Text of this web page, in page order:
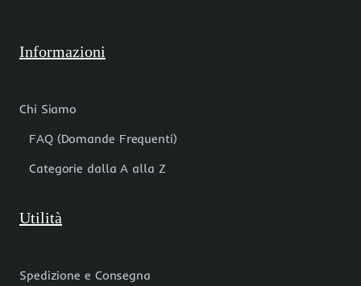
Informazioni
Chi Siamo
FAQ (Domande Frequenti)
Categorie dalla A alla Z
Utilità
Spedizione e Consegna